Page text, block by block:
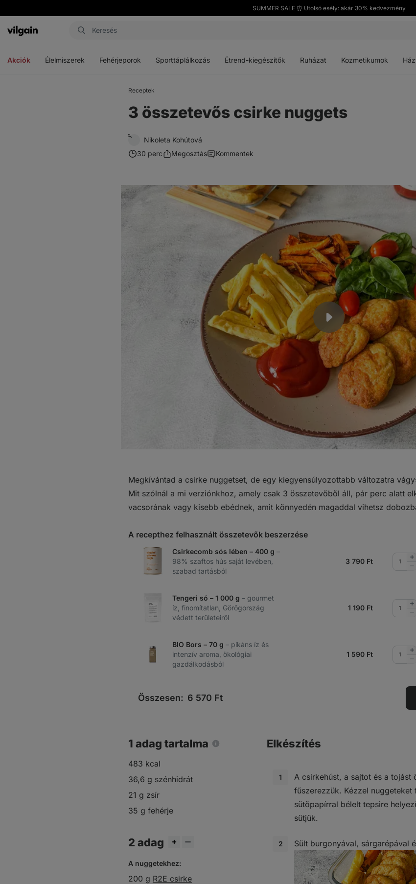
SUMMER SALE ⏰ Utolsó esély: akár 30% kedvezmény
Vilgain
Akciók Élelmiszerek Fehérjeporok Sporttáplálkozás Étrend-kiegészítők Ruházat Kozmetikumok
Receptek
3 összetevős csirke nuggets
Nikoleta Kohútová
30 perc
Megosztás Kommentek
Megkívántad a csirke nuggetset, de egy kiegyensúlyozottabb változatra
Mit szólnál a mi verziónkhoz, amely csak 3 összetevőből áll, pár perc alatt
vacsorának vagy kisebb ebédnek, amit könnyedén magaddal vihetsz
A recepthez felhasznált összetevők beszerzése
Csirkecomb sós lében – 400 g –
98% szaftos hús saját levében,
szabad tartásból
3 790 Ft
Tengeri só – 1 000 g – gourmet
íz, finomítatlan, Görögország
védett területeiről
1 190 Ft
BIO Bors – 70 g – pikáns íz és
intenzív aroma, ökológiai
gazdálkodásból
1 590 Ft
Összesen: 6 570 Ft
1 adag tartalma
483 kcal
36,6 g szénhidrát
21 g zsír
35 g fehérje
2 adag
A nuggetekhez:
200 g R2E csirke
Elkészítés
A csirkehúst, a sajtot és a tojást
fűszerezzük. Kézzel
sütőpapírral bélelt tepsire
sütjük.
Sült burgonyával, sárgarépával